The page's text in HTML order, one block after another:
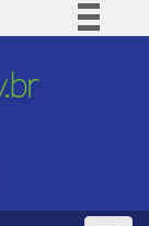
BR